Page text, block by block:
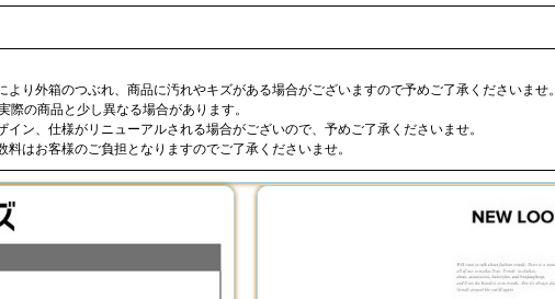
り外箱のつぶれ、商品に汚れやキズがある場合がございますので予めご了承くださいませ。
の商品と少し異なる場合があります。
ン、仕様がリニューアルされる場合がございので、予めご了承くださいませ。
はお客様のご負担となりますのでご了承くださいませ。